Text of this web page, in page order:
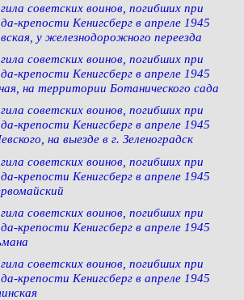
советских воинов, погибших при
крепости Кенигсберг в апреле 1945
у железнодорожного переезда
советских воинов, погибших при
крепости Кенигсберг в апреле 1945
на территории Ботанического сада
советских воинов, погибших при
крепости Кенигсберг в апреле 1945
на выезде в г. Зеленоградск
советских воинов, погибших при
крепости Кенигсберг в апреле 1945
советских воинов, погибших при
крепости Кенигсберг в апреле 1945
советских воинов, погибших при
крепости Кенигсберг в апреле 1945